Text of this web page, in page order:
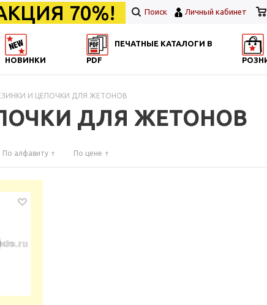
70%! Поиск Личный кабинет
НОВИНКИ
ПЕЧАТНЫЕ КАТАЛОГИ В
PDF
И ЦЕПОЧКИ ДЛЯ ЖЕТОНОВ
ДЛЯ ЖЕТОНОВ
По алфавиту По цене